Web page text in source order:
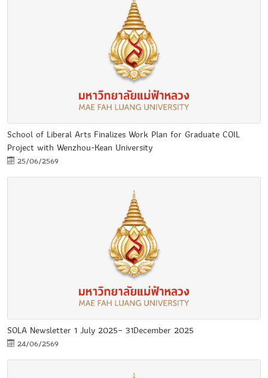
School of Liberal Arts Finalizes Work Plan for Graduate COIL
Project with Wenzhou-Kean University
25/06/2569
SOLA Newsletter 1 July 2025– 31December 2025
24/06/2569